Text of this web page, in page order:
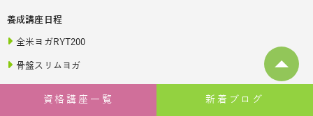
養成講座日程
全米ヨガRYT200
骨盤スリムヨガ
新着ブログ
資格講座一覧